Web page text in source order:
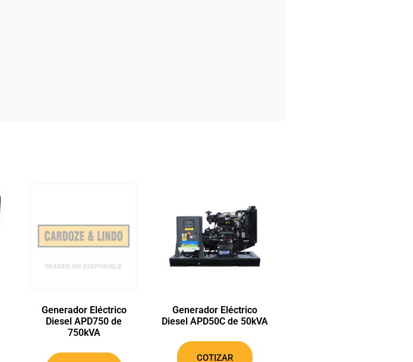
Generador Eléctrico
Diesel APD750 de
750kVA
Generador Eléctrico
Diesel APD50C de 50kVA
COTIZAR